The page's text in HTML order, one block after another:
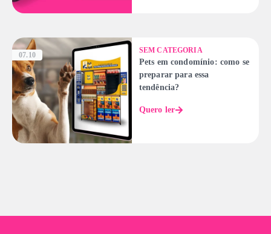
07.10
SEM CATEGORIA
Pets em condomínio: como se
preparar para essa
tendência?
Quero ler